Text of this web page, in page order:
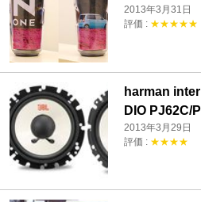
2013年3月31日
評価 : ★★★★★
harman
DIO PJ62C/
2013年3月29日
評価 : ★★★★